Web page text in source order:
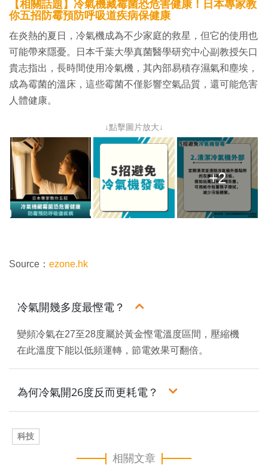
【相關話題】冷氣機藏霉菌恐危害健康！日本專家教
你五招防霉預防呼吸道疾病保健康
在炎熱的夏日，冷氣機成為不少家庭的救星，但它的使用也
可能帶來隱憂。日本千葉大學真菌醫學研究中心副教授矢口
貴志指出，長時間使用冷氣機，其內部易積存濕氣和塵埃，
成為霉菌的溫床，這些霉菌不僅影響空氣品質，還可能危害
人體健康。
↓點擊圖片放大↓
+2
Source： ezone.hk
冷氣開幾多度最慳電？
變頻冷氣在27至28度屬於黃金慳電溫度區間，壓縮機
在此溫度下能以低頻運轉，節電效果可翻倍。
為何冷氣開26度反而更耗電？
科技
相關文章